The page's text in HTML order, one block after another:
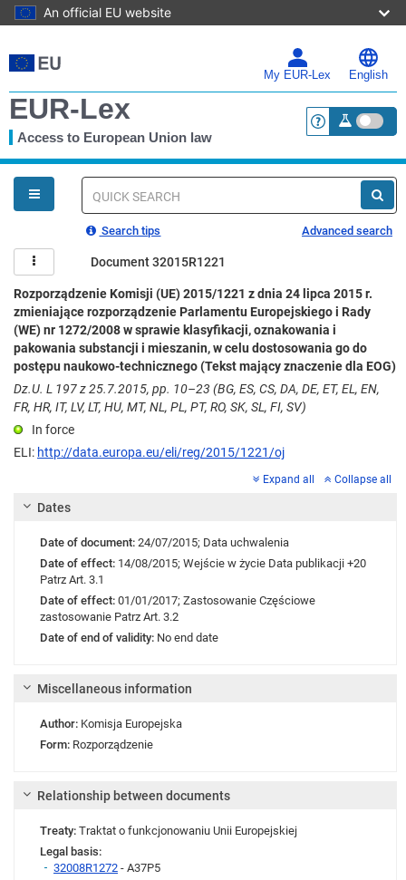
An official EU website
to
main
My EUR-Lex English
EUR-Lex
Access to European Union law <a
You
are
here
Quick
Search tips Advanced search
Document 32015R1221
Rozporządzenie Komisji (UE) 2015/1221 z dnia 24 lipca 2015 r.
zmieniające rozporządzenie Parlamentu Europejskiego i Rady
(WE) nr 1272/2008 w sprawie klasyfikacji, oznakowania i
pakowania substancji i mieszanin, w celu dostosowania go do
postępu naukowo-technicznego (Tekst mający znaczenie dla EOG)
Dz.U. L 197 z 25.7.2015, pp. 10–23 (BG, ES, CS, DA, DE, ET, EL, EN,
FR, HR, IT, LV, LT, HU, MT, NL, PL, PT, RO, SK, SL, FI, SV)
In force
ELI: http://data.europa.eu/eli/reg/2015/1221/oj
Expand all Collapse all
Dates
Date of document: 24/07/2015; Data uchwalenia
Date of effect: 14/08/2015; Wejście w życie Data publikacji +20
Patrz Art. 3.1
Date of effect: 01/01/2017; Zastosowanie Częściowe
zastosowanie Patrz Art. 3.2
Date of end of validity: No end date
Miscellaneous information
Author: Komisja Europejska
Form: Rozporządzenie
Relationship between documents
Treaty: Traktat o funkcjonowaniu Unii Europejskiej
Legal basis:
32008R1272 - A37P5